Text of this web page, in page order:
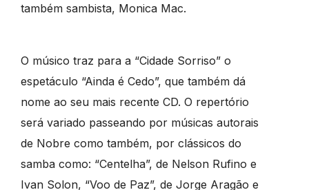
também sambista, Monica Mac.
O músico traz para a “Cidade Sorriso” o
espetáculo “Ainda é Cedo”, que também dá
nome ao seu mais recente CD. O repertório
será variado passeando por músicas autorais
de Nobre como também, por clássicos do
samba como: “Centelha”, de Nelson Rufino e
Ivan Solon, “Voo de Paz”, de Jorge Aragão e